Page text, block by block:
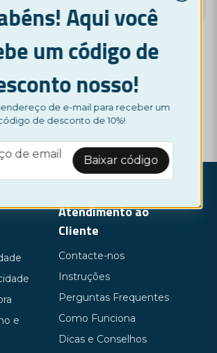
€
NORDICTEST
7,95 €
Aqui você
um código de
nosso!
de e-mail para receber um
de desconto de 10%!
de email Baixar código
e
Atendimento ao
Cliente
Contacte-nos
Instruções
Perguntas Frequentes
Como Funciona
Dicas e Conselhos